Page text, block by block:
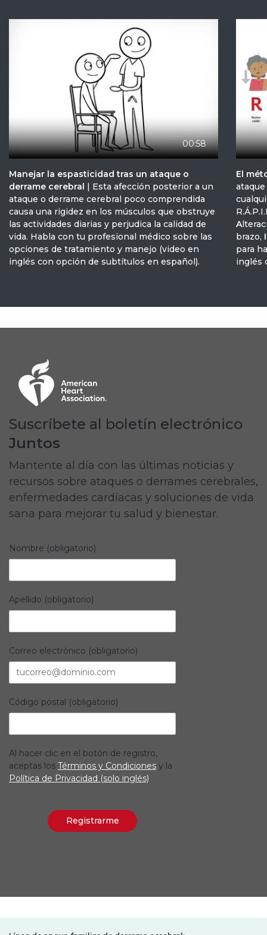
00:58
Manejar la espasticidad tras un ataque o
derrame cerebral | Esta afección posterior a un
ataque o derrame cerebral poco comprendida
causa una rigidez en los músculos que obstruye
las actividades diarias y perjudica la calidad de
vida. Habla con tu profesional médico sobre las
opciones de tratamiento y manejo (video en
inglés con opción de subtítulos en español).
El
A
brazo, I
para
inglés
Suscríbete al boletín electrónico
Juntos
Mantente al día con las últimas noticias y
recursos sobre ataques o derrames cerebrales,
enfermedades cardíacas y soluciones de vida
sana para mejorar tu salud y bienestar.
Nombre (obligatorio)
Apellido (obligatorio)
Correo electrónico (obligatorio)
Código postal (obligatorio)
Al hacer clic en el botón de registro,
aceptas los Términos y Condiciones y la
Política de Privacidad (solo inglés).